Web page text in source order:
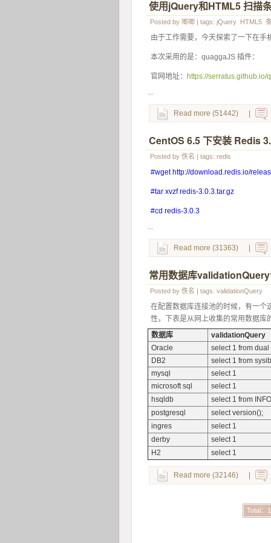
使用jQuery和HTML5 扫描
Posted by 唧唧 | tags: jQuery HTML5
由于工作需要，今天探索了一下在
本次采用的是：quaggaJS 插件：
官网地址： https://serratus.github.io/
Read more (51442) |
CentOS 6.5 下安装 Redis
Posted by 佚名 | tags: redis
#wget http://download.redis.io/
#tar xvzf redis-3.0.3.tar.gz
#cd redis-3.0.3
Read more (31363) |
常用数据库
Posted by 佚名 | tags: validationQuery
在配置数据库连接池的时候，有一
性，下表是从网上收集的常用数据库
数据库
validationQuery
Oracle
select 1 from dual
DB2
select 1 from
mysql
select 1
microsoft sql
select 1
hsqldb
select 1 from
postgresql
select version();
ingres
select 1
derby
select 1
H2
select 1
Read more (32146) |
Total：